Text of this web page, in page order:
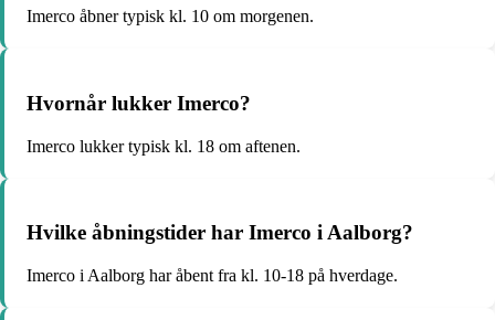
Imerco åbner typisk kl. 10 om morgenen.
Hvornår lukker Imerco?
Imerco lukker typisk kl. 18 om aftenen.
Hvilke åbningstider har Imerco i Aalborg?
Imerco i Aalborg har åbent fra kl. 10-18 på hverdage.